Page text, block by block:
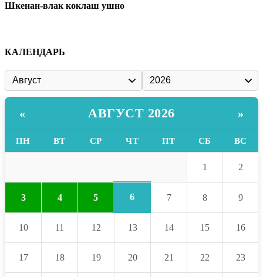
Шкенан-влак коклаш ушно
КАЛЕНДАРЬ
« АВГУСТ 2026 »
ПН ВТ СР ЧТ ПТ СБ ВС
1 2
3 4 5 6 7 8 9
10 11 12 13 14 15 16
17 18 19 20 21 22 23